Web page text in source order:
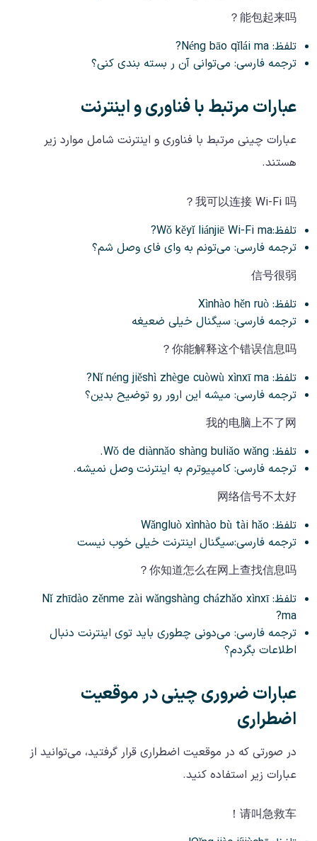
能包起来吗？
تلفظ: Néng bāo qǐlái ma?
ترجمه فارسی: می‌توانی آن ر بسته بندی کنی؟
عبارات مرتبط با فناوری و اینترنت
عبارات چینی مرتبط با فناوری و اینترنت شامل موارد زیر
هستند.
我可以连接 Wi-Fi 吗？
تلفظ:Wǒ kěyǐ liánjiē Wi-Fi ma?
ترجمه فارسی: می‌تونم به وای فای وصل شم؟
信号很弱
تلفظ: Xìnhào hěn ruò
ترجمه فارسی: سیگنال خیلی ضعیغه
你能解释这个错误信息吗？
تلفظ: Nǐ néng jiěshì zhège cuòwù xìnxī ma?
ترجمه فارسی: میشه این ارور رو توضیح بدین؟
我的电脑上不了网
تلفظ: Wǒ de diànnǎo shàng buliǎo wǎng.
ترجمه فارسی: کامپیوترم به اینترنت وصل نمیشه.
网络信号不太好
تلفظ: Wǎngluò xìnhào bù tài hǎo
ترجمه فارسی:سیگنال اینترنت خیلی خوب نیست
你知道怎么在网上查找信息吗？
تلفظ: Nǐ zhīdào zěnme zài wǎngshàng cházhǎo xìnxī
ma?
ترجمه فارسی: می‌دونی چطوری باید توی اینترنت دنبال
اطلاعات بگردم؟
عبارات ضروری چینی در موقعیت
اضطراری
در صورتی که در موقعیت اضطراری قرار گرفتید، می‌توانید از
عبارات زیر استفاده کنید.
请叫急救车！